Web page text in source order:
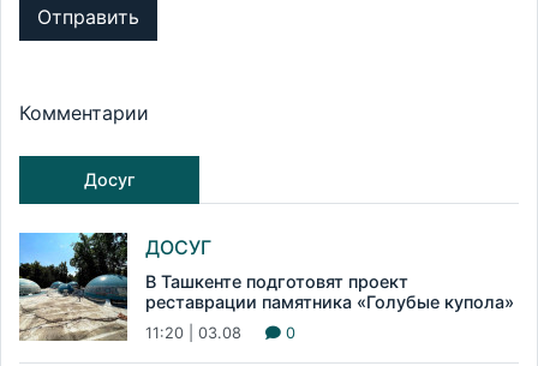
Отправить
Комментарии
Досуг
ДОСУГ
В Ташкенте подготовят проект
реставрации памятника «Голубые купола»
11:20 | 03.08 0